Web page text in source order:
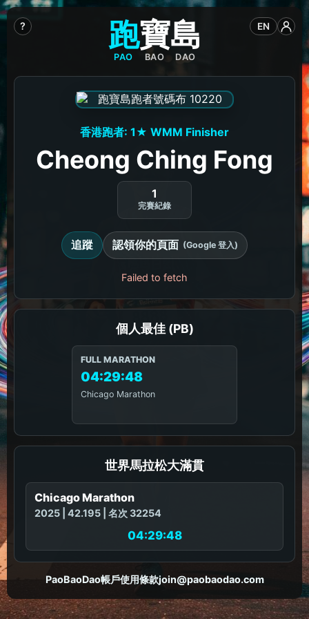
? EN
跑
PAO
寶
BAO
島
DAO
香港跑者: 1★ WMM Finisher
Cheong Ching Fong
1
完賽紀錄
追蹤 認領你的頁面 (Google 登入)
Failed to fetch
個人最佳 (PB)
FULL MARATHON
04:29:48
Chicago Marathon
世界馬拉松大滿貫
Chicago Marathon
2025 | 42.195 | 名次 32254
04:29:48
PaoBaoDao帳戶使用條款join@paobaodao.com